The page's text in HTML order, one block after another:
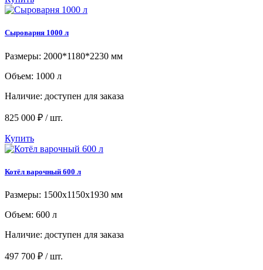
Сыроварня 1000 л
Размеры: 2000*1180*2230 мм
Объем: 1000 л
Наличие: доступен для заказа
825 000 ₽ / шт.
Купить
Котёл варочный 600 л
Размеры: 1500х1150х1930 мм
Объем: 600 л
Наличие: доступен для заказа
497 700 ₽ / шт.